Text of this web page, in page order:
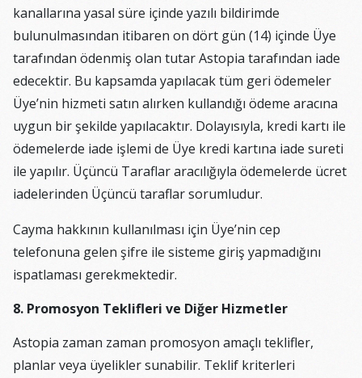
kanallarına yasal süre içinde yazılı bildirimde
bulunulmasından itibaren on dört gün (14) içinde Üye
tarafından ödenmiş olan tutar Astopia tarafından iade
edecektir. Bu kapsamda yapılacak tüm geri ödemeler
Üye’nin hizmeti satın alırken kullandığı ödeme aracına
uygun bir şekilde yapılacaktır. Dolayısıyla, kredi kartı ile
ödemelerde iade işlemi de Üye kredi kartına iade sureti
ile yapılır. Üçüncü Taraflar aracılığıyla ödemelerde ücret
iadelerinden Üçüncü taraflar sorumludur.
Cayma hakkının kullanılması için Üye’nin cep
telefonuna gelen şifre ile sisteme giriş yapmadığını
ispatlaması gerekmektedir.
8. Promosyon Teklifleri ve Diğer Hizmetler
Astopia zaman zaman promosyon amaçlı teklifler,
planlar veya üyelikler sunabilir. Teklif kriterleri